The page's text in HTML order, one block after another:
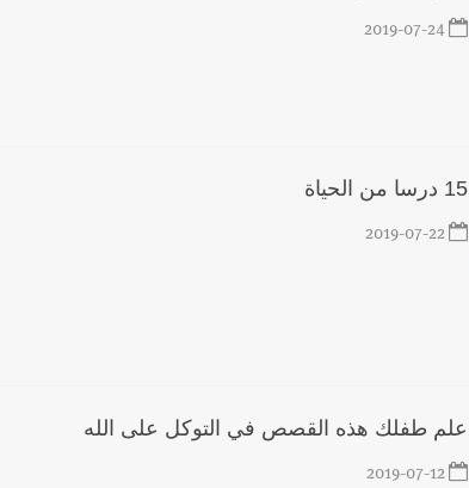
2019-07-24
15 درسا من الحياة
2019-07-22
علم طفلك هذه القصص في التوكل على الله
2019-07-12